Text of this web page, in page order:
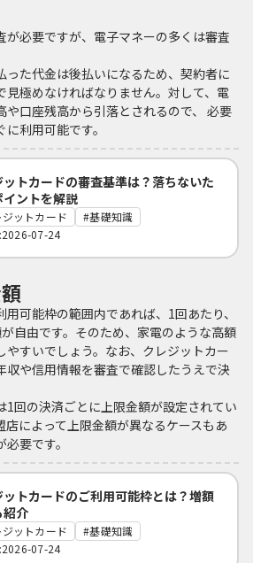
が必要ですが、電子マネーの多くは審査
った代金は後払いになるため、契約者に
見極めなければなりません。対して、電
や口座残高から引落とされるので、 必要
利用可能です。
ットカードの審査基準は？落ちないた
イントを解説
ジットカード
基礎知識
07-24
可能枠の範囲内であれば、1回あたり、
自由です。そのため、家電のような高額
やすいでしょう。なお、クレジットカー
収や信用情報を審査で確認したうえで決
1回の決済ごとに上限金額が設定されてい
店によって上限金額が異なるケースもあ
要です。
ットカードのご利用可能枠とは？増額
紹介
ジットカード
基礎知識
07-24